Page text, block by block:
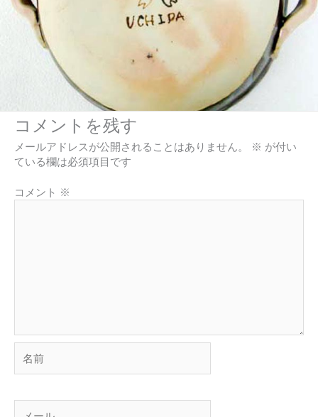
コメントを残す
メールアドレスが公開されることはありません。 ※ が付い
ている欄は必須項目です
コメント ※
前